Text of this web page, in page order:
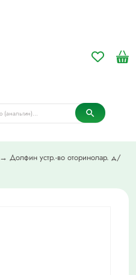
→ Долфин устр.-во оторинолар. д/